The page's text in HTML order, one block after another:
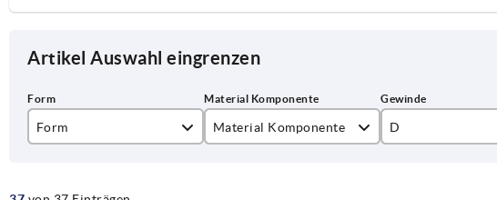
Artikel Auswahl eingrenzen
Form Material Komponente D